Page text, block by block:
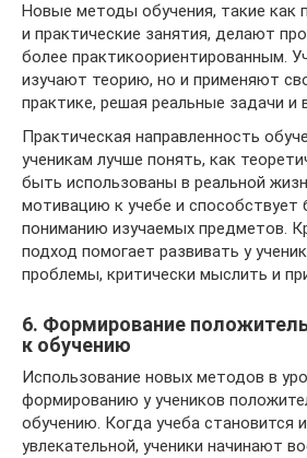
Новые методы обучения, такие как
и практические занятия, делают
более практикоориентированным.
изучают теорию, но и применяют
практике, решая реальные задачи и
Практическая направленность
ученикам лучше понять, как
быть использованы в реальной
мотивацию к учебе и способствует
пониманию изучаемых предметов.
подход помогает развивать у
проблемы, критически мыслить и
6. Формирование
к обучению
Использование новых методов в
формированию у учеников
обучению. Когда учеба становится
увлекательной, ученики начинают